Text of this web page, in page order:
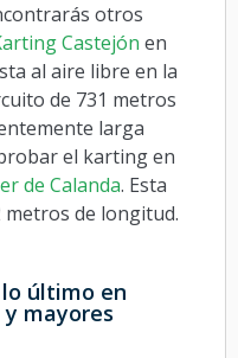
otros
Castejón en
al aire libre en la
de 731 metros
larga
el karting en
de Calanda. Esta
de longitud.
último en
mayores